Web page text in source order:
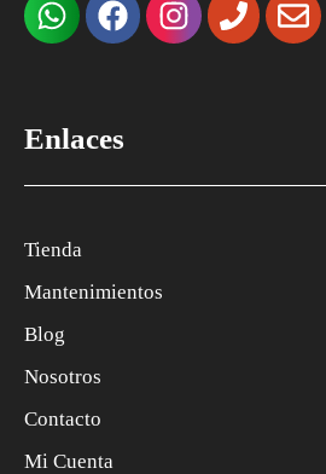
Enlaces
Tienda
Mantenimientos
Blog
Nosotros
Contacto
Mi Cuenta